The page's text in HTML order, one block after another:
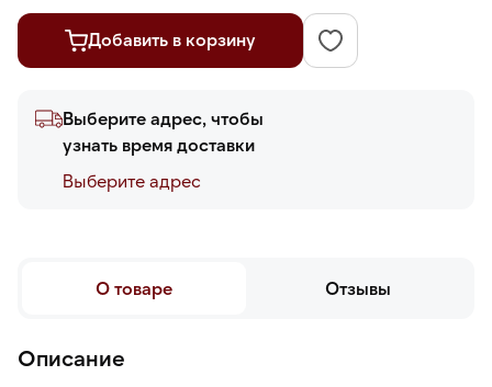
Добавить в корзину
Выберите адрес, чтобы
узнать время доставки
Выберите адреc
О товаре Отзывы
Описание